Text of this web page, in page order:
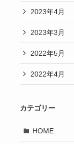
2023年4月
2023年3月
2022年5月
2022年4月
カテゴリー
HOME